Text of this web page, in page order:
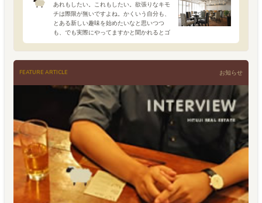
あれもしたい。これもしたい。欲張りなキモ
チは際限が無いですよね。かくいう自分も、
とある新しい趣味を始めたいなと思いつつ
も、でも実際にやってますかと聞かれるとゴ
赦なく追い立てる仕事の山に、ありがたくも
差し込まれる友人たちか
FEATURE ARTICLE お知らせ